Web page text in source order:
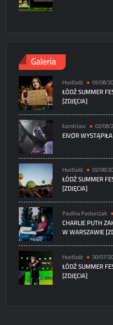
Galeria
Hustladz 05/08/
ŁÓDŹ SUMMER
[ZDJĘCIA]
karolciasc 02/08/
EIVØR
Hustladz 02/08/
ŁÓDŹ SUMMER
[ZDJĘCIA]
Paulina Pasturczak
CHARLIE PUTH
W WARSZAWIE
Hustladz 30/07/
ŁÓDŹ SUMMER
[ZDJĘCIA]